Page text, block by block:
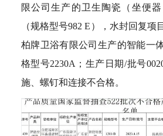
限公司生产的卫生陶瓷（坐便器
（规格型号982 E），水封回复项
柏牌卫浴有限公司生产的智能一
格型号2230A；生产日期/批号
施、螺钉和连接不合格。